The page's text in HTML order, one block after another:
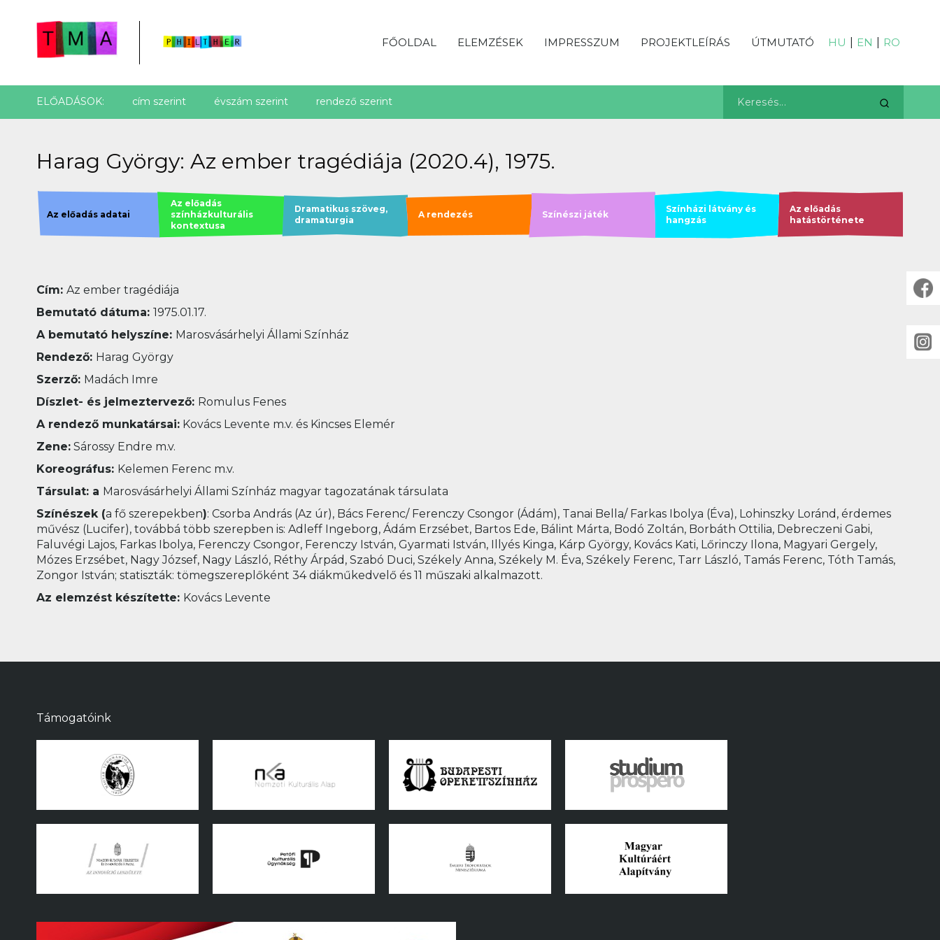
FŐOLDAL ELEMZÉSEK IMPRESSZUM PROJEKTLEÍRÁS ÚTMUTATÓ HU EN RO
ELŐADÁSOK: cím szerint évszám szerint rendező szerint
Harag György: Az ember tragédiája (2020.4), 1975.
Az előadás adatai
Az előadás
színházkulturális
kontextusa
Dramatikus szöveg,
dramaturgia
A rendezés Színészi játék
Színházi látvány és
hangzás
Az előadás
hatástörténete
Cím: Az ember tragédiája
Bemutató dátuma: 1975.01.17.
A bemutató helyszíne: Marosvásárhelyi Állami Színház
Rendező: Harag György
Szerző: Madách Imre
Díszlet- és jelmeztervező: Romulus Fenes
A rendező munkatársai: Kovács Levente m.v. és Kincses Elemér
Zene: Sárossy Endre m.v.
Koreográfus: Kelemen Ferenc m.v.
Társulat: a Marosvásárhelyi Állami Színház magyar tagozatának társulata
Színészek (a fő szerepekben): Csorba András (Az úr), Bács Ferenc/ Ferenczy Csongor (Ádám), Tanai Bella/ Farkas Ibolya (Éva), Lohinszky Loránd, érdemes
művész (Lucifer), továbbá több szerepben is: Adleff Ingeborg, Ádám Erzsébet, Bartos Ede, Bálint Márta, Bodó Zoltán, Borbáth Ottilia, Debreczeni Gabi,
Faluvégi Lajos, Farkas Ibolya, Ferenczy Csongor, Ferenczy István, Gyarmati István, Illyés Kinga, Kárp György, Kovács Kati, Lőrinczy Ilona, Magyari Gergely,
Mózes Erzsébet, Nagy József, Nagy László, Réthy Árpád, Szabó Duci, Székely Anna, Székely M. Éva, Székely Ferenc, Tarr László, Tamás Ferenc, Tóth Tamás,
Zongor István; statiszták: tömegszereplőként 34 diákműkedvelő és 11 műszaki alkalmazott.
Az elemzést készítette: Kovács Levente
Támogatóink